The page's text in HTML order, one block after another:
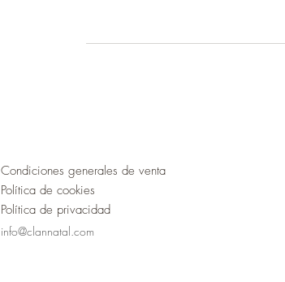
Condiciones generales de venta
Política de cookies
Política de privacidad
Condiciones de uso
info@clannatal.com